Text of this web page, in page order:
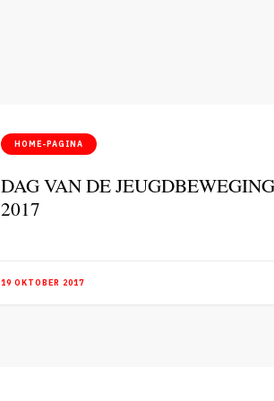
HOME-PAGINA
DAG VAN DE JEUGDBEWEGING
2017
19 OKTOBER 2017